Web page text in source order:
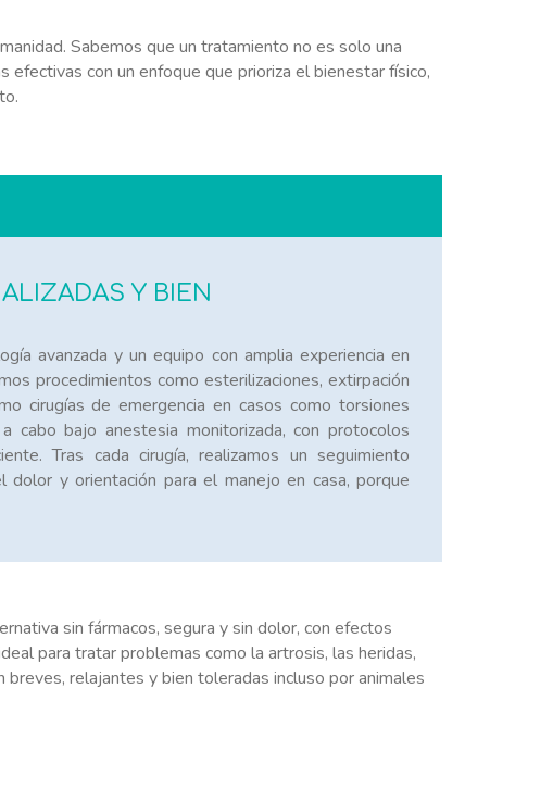
Sabemos que un tratamiento no es solo una
efectivas con un enfoque que prioriza el bienestar físico,
Y BIEN
avanzada y un equipo con amplia experiencia en
procedimientos como esterilizaciones, extirpación
cirugías de emergencia en casos como torsiones
cabo bajo anestesia monitorizada, con protocolos
Tras cada cirugía, realizamos un seguimiento
y orientación para el manejo en casa, porque
sin fármacos, segura y sin dolor, con efectos
para tratar problemas como la artrosis, las heridas,
relajantes y bien toleradas incluso por animales